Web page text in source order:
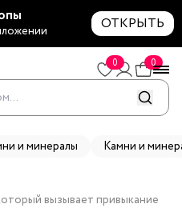
ОТКРЫТЬ
0 0
и минералы Камни и
вызывает привыкание